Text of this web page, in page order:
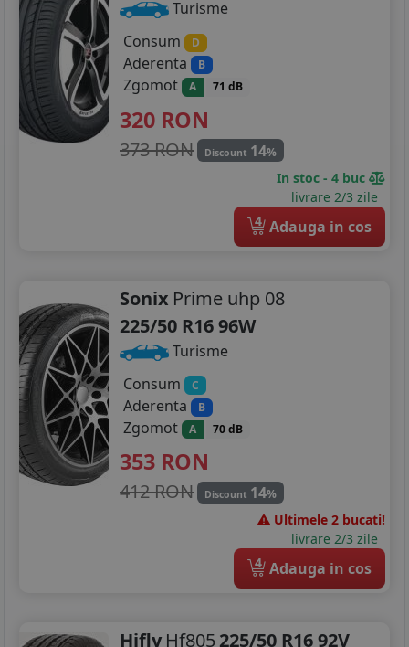
Turisme
Consum
D
Aderenta B
Zgomot A 71 dB
320 RON
373 RON Discount 14%
In stoc - 4 buc
livrare 2/3 zile
4 Adauga in cos
Sonix Prime uhp 08
225/50 R16 96W
Turisme
Consum
C
Aderenta B
Zgomot A 70 dB
353 RON
412 RON Discount 14%
Ultimele 2 bucati!
livrare 2/3 zile
4 Adauga in cos
Hifly Hf805225/50 R16 92V